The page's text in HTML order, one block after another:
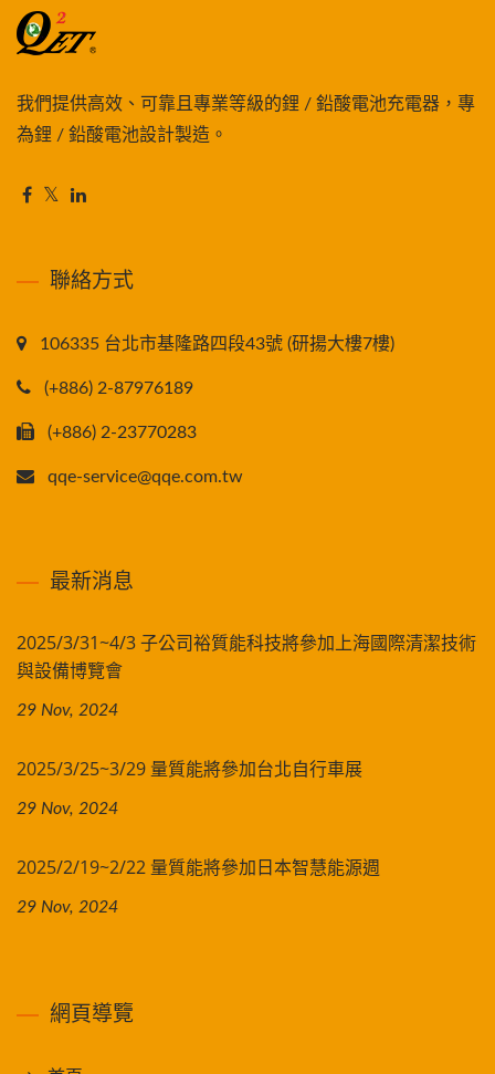
我們提供高效、可靠且專業等級的鋰 / 鉛酸電池充電器，專
為鋰 / 鉛酸電池設計製造。
聯絡方式
106335 台北市基隆路四段43號 (研揚大樓7樓)
(+886) 2-87976189
(+886) 2-23770283
qqe-service@qqe.com.tw
最新消息
2025/3/31~4/3 子公司裕質能科技將參加上海國際清潔技術
與設備博覽會
29 Nov, 2024
2025/3/25~3/29 量質能將參加台北自行車展
29 Nov, 2024
2025/2/19~2/22 量質能將參加日本智慧能源週
29 Nov, 2024
網頁導覽